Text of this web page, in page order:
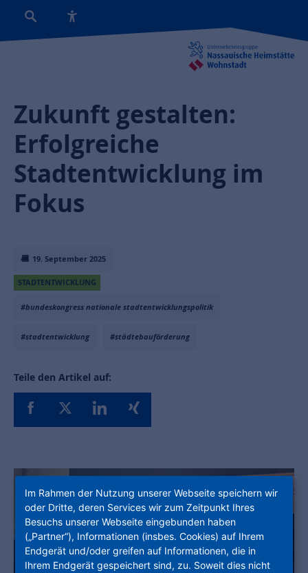
19. September 2025
STADTENTWICKLUNG
#bundeskongress nationale stadtentwicklungspolitik
#stadtentwicklung #städtebauförderung
Teile den Artikel auf:
Zukunft gestalten:
Erfolgreiche
Stadtentwicklung im
Fokus
Im Rahmen der Nutzung unserer Webseite speichern wir
oder Dritte, deren Services wir zum Zeitpunkt Ihres
Besuchs unserer Webseite eingebunden haben
(„Partner“), Informationen (insbes. Cookies) auf Ihrem
Endgerät und/oder greifen auf Informationen, die in
Ihrem Endgerät gespeichert sind, zu. Soweit dies nicht